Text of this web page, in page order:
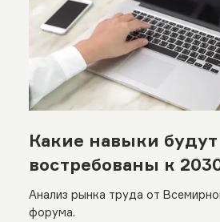
Какие навыки будут
востребованы к
Анализ рынка труда от
форума.